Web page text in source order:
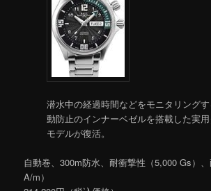
潜水中の経過時間などをモニタリング
動防止のインナーベゼルを搭載した実
モデルが復活。
自動巻、300m防水、耐衝撃性（5,000 Gs）
A/m）